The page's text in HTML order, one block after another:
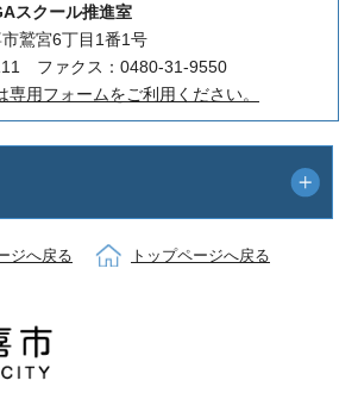
スクール推進室
鷲宮6丁目1番1号
ファクス：0480-31-9550
専用フォームをご利用ください。
ジへ戻る トップページへ戻る